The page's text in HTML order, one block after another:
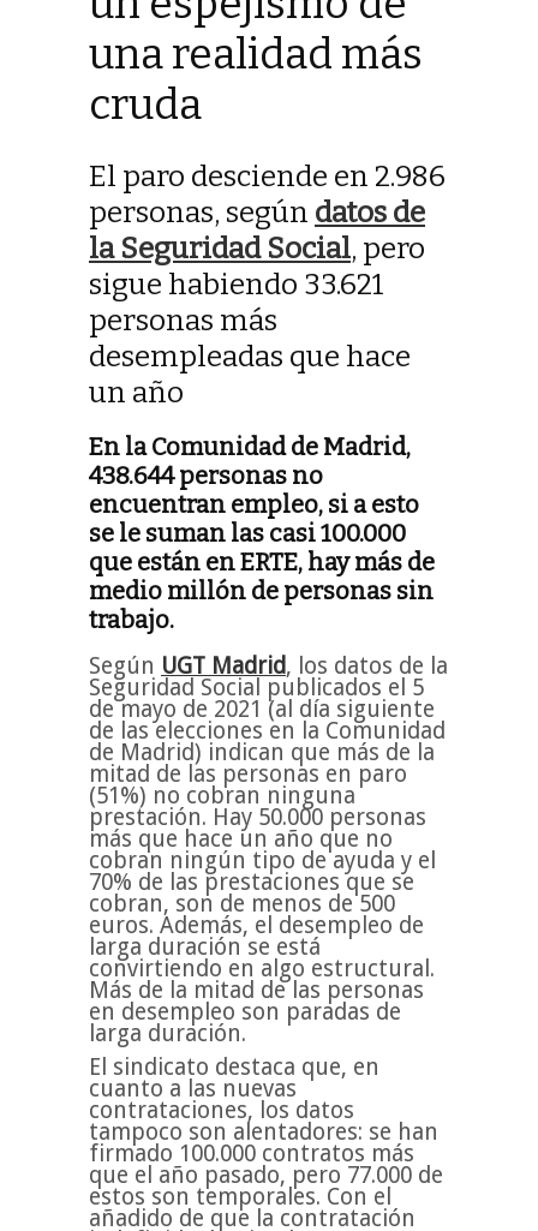
una realidad más
cruda
El paro desciende en 2.986
personas, según datos de
la Seguridad Social, pero
sigue habiendo 33.621
personas más
desempleadas que hace
un año
En la Comunidad de Madrid,
438.644 personas no
encuentran empleo, si a esto
se le suman las casi 100.000
que están en ERTE, hay más de
medio millón de personas sin
trabajo.
Según UGT Madrid, los datos de la
Seguridad Social publicados el 5
de mayo de 2021 (al día siguiente
de las elecciones en la Comunidad
de Madrid) indican que más de la
mitad de las personas en paro
(51%) no cobran ninguna
prestación. Hay 50.000 personas
más que hace un año que no
cobran ningún tipo de ayuda y el
70% de las prestaciones que se
cobran, son de menos de 500
euros. Además, el desempleo de
larga duración se está
convirtiendo en algo estructural.
Más de la mitad de las personas
en desempleo son paradas de
larga duración.
El sindicato destaca que, en
cuanto a las nuevas
contrataciones, los datos
tampoco son alentadores: se han
firmado 100.000 contratos más
que el año pasado, pero 77.000 de
estos son temporales. Con el
añadido de que la contratación